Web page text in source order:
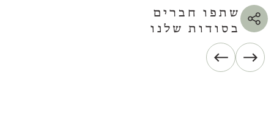
שתפו חברים
בסודות שלנו